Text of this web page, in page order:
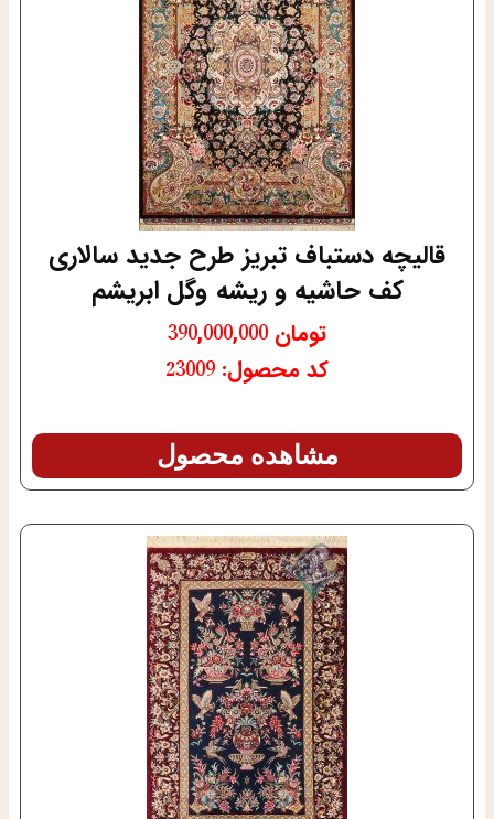
قالیچه دستباف تبریز طرح جدید سالاری
کف حاشیه و ریشه وگل ابریشم
تومان
کد محصول: 23009
مشاهده محصول